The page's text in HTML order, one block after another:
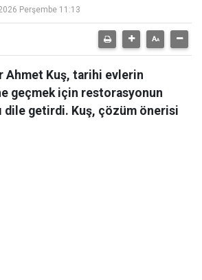
Perşembe 11:13
Ahmet Kuş, tarihi evlerin
geçmek için restorasyonun
dile getirdi. Kuş, çözüm önerisi